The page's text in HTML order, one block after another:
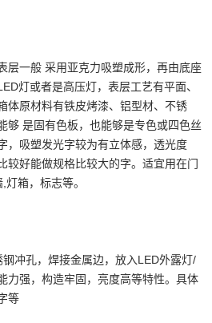
层一般 采用亚克力吸塑成形，再由底座
灯或者是高压灯，表层工艺有平面、
体原材料有铁皮烤漆、铝型材、不锈
够 是固有色板，也能够是专色或四色丝
，吸塑发光字较为有立体感，透光度
较好能做规格比较大的字。适宜用在门
,灯箱，标志等。
冲孔，焊接金属边，放入LED外露灯/
力强，构造牢固，亮度高等特性。具体
等